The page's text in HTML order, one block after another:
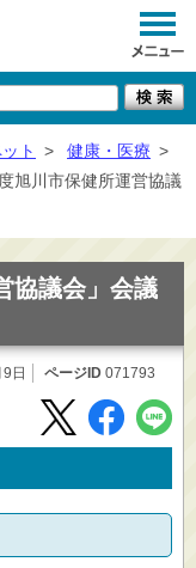
ト > 健康・医療 >
旭川市保健所運営協議
協議会」会議
日 ページID 071793